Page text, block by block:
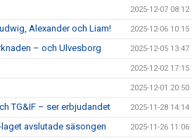
2025-12-07 08:12
Alexander och Liam! 2025-12-06 10:15
– och Ulvesborg 2025-12-05 13:47
2025-12-02 17:15
2025-12-01 20:50
TG&IF – ser erbjudandet 2025-11-28 14:14
avslutade säsongen 2025-11-26 11:06